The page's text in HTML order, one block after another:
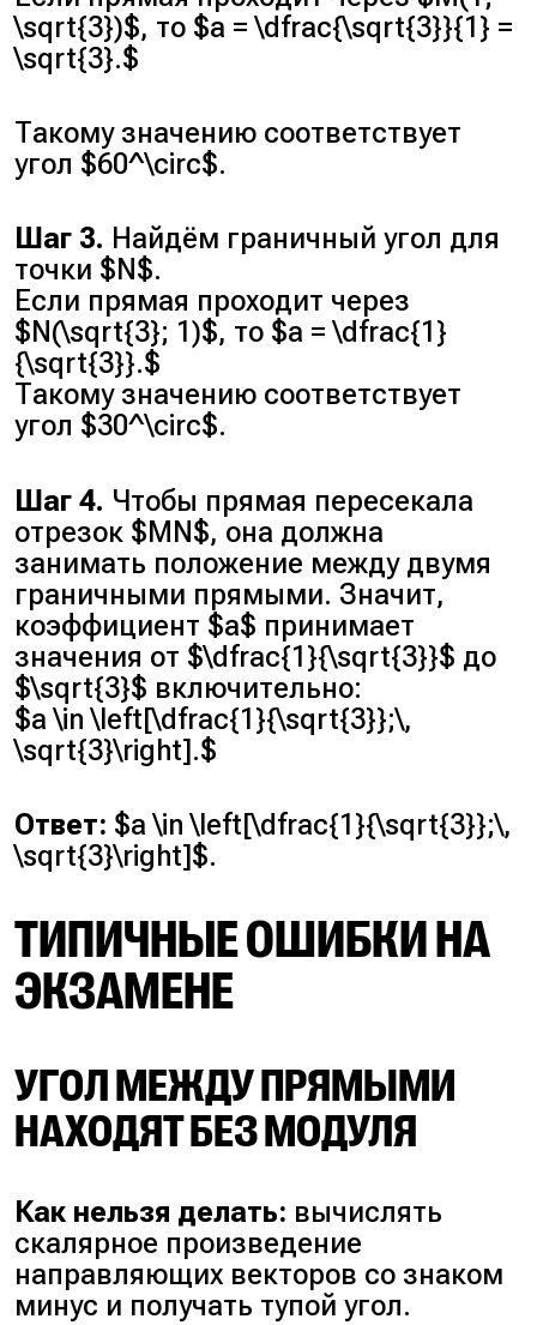
\sqrt{3})$, то $a = \dfrac{\sqrt{3}}{1} =
\sqrt{3}.$
Такому значению соответствует
угол $60^\circ$.
Шаг 3. Найдём граничный угол для
точки $N$.
Если прямая проходит через
$N(\sqrt{3}; 1)$, то $a = \dfrac{1}
{\sqrt{3}}.$
Такому значению соответствует
угол $30^\circ$.
Шаг 4. Чтобы прямая пересекала
отрезок $MN$, она должна
занимать положение между двумя
граничными прямыми. Значит,
коэффициент $a$ принимает
значения от $\dfrac{1}{\sqrt{3}}$ до
$\sqrt{3}$ включительно:
$a \in \left[\dfrac{1}{\sqrt{3}};\,
\sqrt{3}\right].$
Ответ: $a \in \left[\dfrac{1}{\sqrt{3}};\,
\sqrt{3}\right]$.
ТИПИЧНЫЕ ОШИБКИ НА
ЭКЗАМЕНЕ
УГОЛ МЕЖДУ ПРЯМЫМИ
НАХОДЯТ БЕЗ МОДУЛЯ
Как нельзя делать: вычислять
скалярное произведение
направляющих векторов со знаком
минус и получать тупой угол.